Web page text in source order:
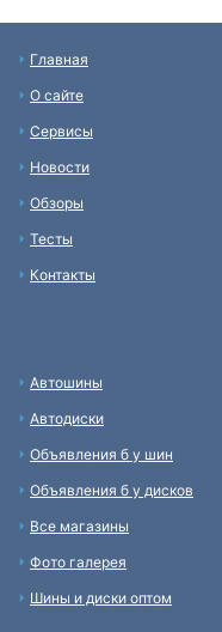
Главная
О сайте
Сервисы
Новости
Обзоры
Тесты
Контакты
Автошины
Автодиски
Объявления б у шин
Объявления б у дисков
Все магазины
Фото галерея
Шины и диски оптом